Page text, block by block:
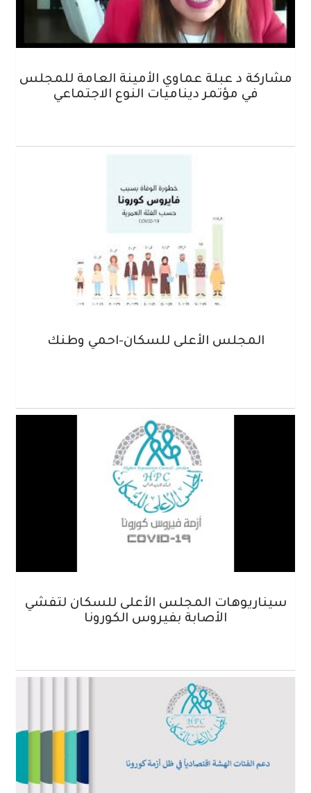
مشاركة د عبلة عماوي الأمينة العامة للمجلس
في مؤتمر ديناميات النوع الاجتماعي
المجلس الأعلى للسكان-احمي وطنك
سيناريوهات المجلس الأعلى للسكان لتفشي
الأصابة بفيروس الكورونا